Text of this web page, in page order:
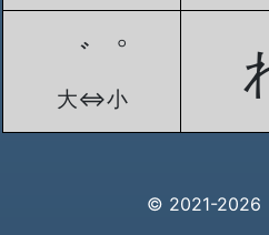
゛゜
大⇔小
© 2021-2026